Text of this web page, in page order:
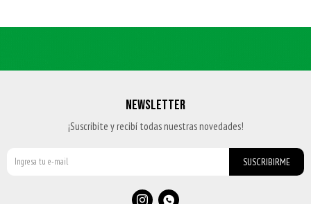
NEWSLETTER
¡Suscribite y recibí todas nuestras novedades!
SUSCRIBIRME
 